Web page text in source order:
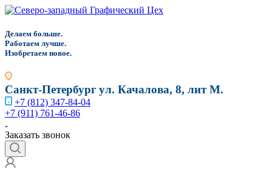
Делаем больше.
Работаем лучше.
Изобретаем новое.
Санкт-Петербургул. Качалова, 8, лит М.
+7 (812) 347-84-04
+7 (911) 761-46-86
Заказать звонок